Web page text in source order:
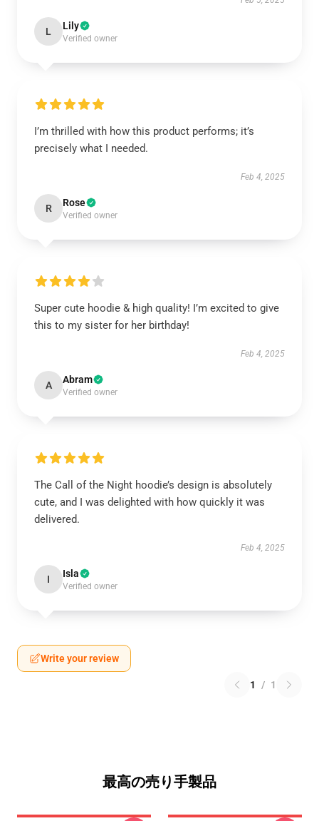
L Lily
Verified owner
I’m thrilled with how this product performs; it’s
precisely what I needed.
Feb 4, 2025
R Rose
Verified owner
Super cute hoodie & high quality! I’m excited to give
this to my sister for her birthday!
Feb 4, 2025
A Abram
Verified owner
The Call of the Night hoodie’s design is absolutely
cute, and I was delighted with how quickly it was
delivered.
Feb 4, 2025
I Isla
Verified owner
Write your review
1 / 1
最高の売り手製品